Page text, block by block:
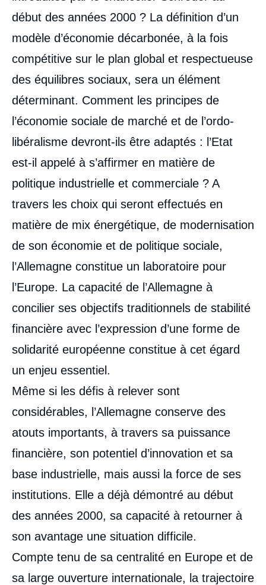
début des années 2000 ? La définition d’un
modèle d’économie décarbonée, à la fois
compétitive sur le plan global et respectueuse
des équilibres sociaux, sera un élément
déterminant. Comment les principes de
l’économie sociale de marché et de l’ordo-
libéralisme devront-ils être adaptés : l’Etat
est-il appelé à s’affirmer en matière de
politique industrielle et commerciale ? A
travers les choix qui seront effectués en
matière de mix énergétique, de modernisation
de son économie et de politique sociale,
l’Allemagne constitue un laboratoire pour
l’Europe. La capacité de l’Allemagne à
concilier ses objectifs traditionnels de stabilité
financière avec l’expression d’une forme de
solidarité européenne constitue à cet égard
un enjeu essentiel.
Même si les défis à relever sont
considérables, l’Allemagne conserve des
atouts importants, à travers sa puissance
financière, son potentiel d’innovation et sa
base industrielle, mais aussi la force de ses
institutions. Elle a déjà démontré au début
des années 2000, sa capacité à retourner à
son avantage une situation difficile.
Compte tenu de sa centralité en Europe et de
sa large ouverture internationale, la trajectoire